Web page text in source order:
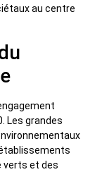
au centre
Les grandes
verts et des